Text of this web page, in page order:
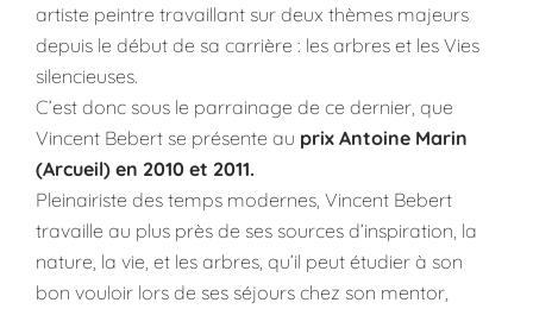
artiste peintre travaillant sur deux thèmes majeurs
depuis le début de sa carrière : les arbres et les Vies
silencieuses.
C’est donc sous le parrainage de ce dernier, que
Vincent Bebert se présente au prix Antoine Marin
(Arcueil) en 2010 et 2011.
Pleinairiste des temps modernes, Vincent Bebert
travaille au plus près de ses sources d’inspiration, la
nature, la vie, et les arbres, qu’il peut étudier à son
bon vouloir lors de ses séjours chez son mentor,